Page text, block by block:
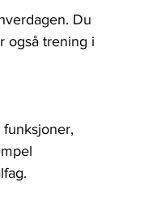
Du
også trening i
funksjoner,